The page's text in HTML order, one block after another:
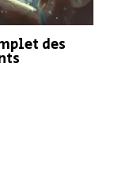
des